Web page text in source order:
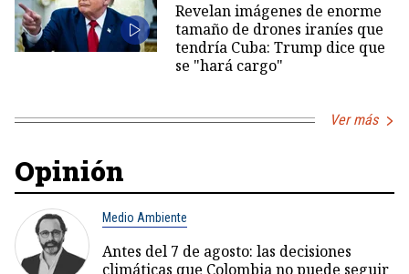
Revelan imágenes de enorme
tamaño de drones iraníes que
tendría Cuba: Trump dice que
se "hará cargo"
Ver más
Opinión
Medio Ambiente
Antes del 7 de agosto: las decisiones
climáticas que Colombia no puede seguir